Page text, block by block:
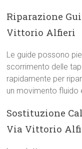
Riparazione
Vittorio Alfieri
Le guide possono
scorrimento delle
rapidamente per
un movimento fluido
Sostituzione
Via Vittorio